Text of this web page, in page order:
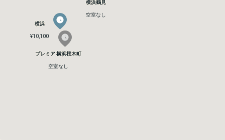
横浜鶴見
空室なし
横浜
¥10,100
プレミア 横浜桜木町
空室なし
横浜鶴見
空室なし
横浜
¥10,100
プレミア 横浜桜木町
空室なし